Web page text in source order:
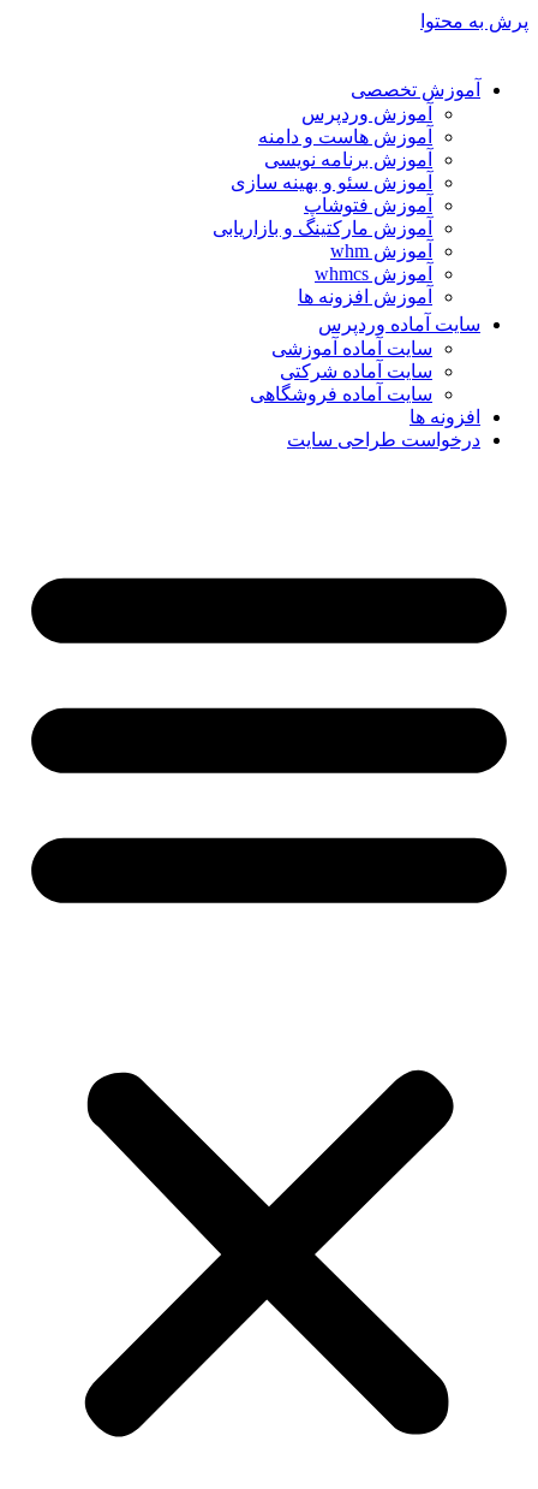
پرش به محتوا
آموزش تخصصی
آموزش وردپرس
آموزش هاست و دامنه
آموزش برنامه نویسی
آموزش سئو و بهینه سازی
آموزش فتوشاپ
آموزش مارکتینگ و بازاریابی
آموزش whm
آموزش whmcs
آموزش افزونه ها
سایت آماده وردپرس
سایت آماده آموزشی
سایت آماده شرکتی
سایت آماده فروشگاهی
افزونه ها
درخواست طراحی سایت